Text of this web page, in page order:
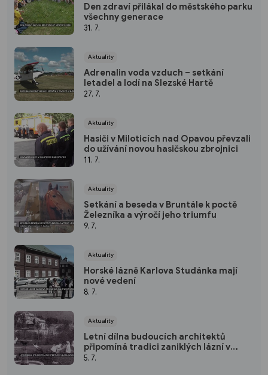
Den zdraví přilákal do městského parku
všechny generace
31. 7.
Aktuality
Adrenalin voda vzduch – setkání
letadel a lodí na Slezské Hartě
27. 7.
Aktuality
Hasiči v Miloticích nad Opavou převzali
do užívání novou hasičskou zbrojnici
11. 7.
Aktuality
Setkání a beseda v Bruntále k poctě
Železníka a výročí jeho triumfu
9. 7.
Aktuality
Horské lázně Karlova Studánka mají
nové vedení
8. 7.
Aktuality
Letní dílna budoucích architektů
připomíná tradici zaniklých lázní v
Karlovicích
5. 7.